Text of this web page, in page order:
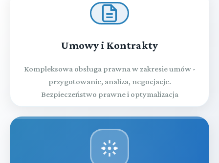
Umowy i Kontrakty
Kompleksowa obsługa prawna w zakresie umów -
przygotowanie, analiza, negocjacje.
Bezpieczeństwo prawne i optymalizacja